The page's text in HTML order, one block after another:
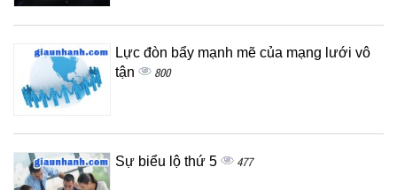
Lực đòn bẩy mạnh mẽ của mạng lưới vô
tận
800
Sự biểu lộ thứ 5 477